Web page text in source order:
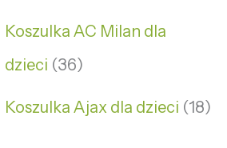
Koszulka AC Milan dla
dzieci 36
Koszulka Ajax dla dzieci 18